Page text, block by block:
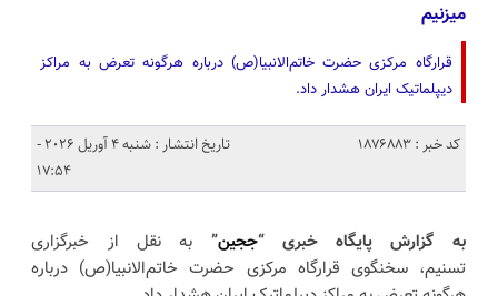
میزنیم
قرارگاه مرکزی حضرت خاتم‌الانبیا(ص) درباره هرگونه تعرض به مراکز
دیپلماتیک ایران هشدار داد.
کد خبر : 1876883
تاریخ انتشار : شنبه 4 آوریل 2026 -
17:54
به گزارش پایگاه خبری “ججین” به نقل از خبرگزاری
تسنیم، سخنگوی قرارگاه مرکزی حضرت خاتم‌الانبیا(ص) درباره